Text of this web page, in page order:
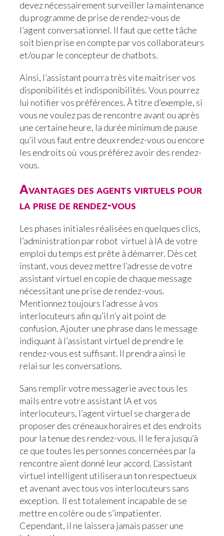
devez nécessairement surveiller la maintenance
du programme de prise de rendez-vous de
l’agent conversationnel. Il faut que cette tâche
soit bien prise en compte par vos collaborateurs
et/ou par le concepteur de chatbots.
Ainsi, l’assistant pourra très vite maitriser vos
disponibilités et indisponibilités. Vous pourrez
lui notifier vos préférences. À titre d’exemple, si
vous ne voulez pas de rencontre avant ou après
une certaine heure, la durée minimum de pause
qu’il vous faut entre deux rendez-vous ou encore
les endroits où vous préférez avoir des rendez-
vous.
Avantages des agents virtuels pour
la prise de rendez-vous
Les phases initiales réalisées en quelques clics,
l’administration par robot virtuel à IA de votre
emploi du temps est prête à démarrer. Dès cet
instant, vous devez mettre l’adresse de votre
assistant virtuel en copie de chaque message
nécessitant une prise de rendez-vous.
Mentionnez toujours l’adresse à vos
interlocuteurs afin qu’il n’y ait point de
confusion. Ajouter une phrase dans le message
indiquant à l’assistant virtuel de prendre le
rendez-vous est suffisant. Il prendra ainsi le
relai sur les conversations.
Sans remplir votre messagerie avec tous les
mails entre votre assistant IA et vos
interlocuteurs, l’agent virtuel se chargera de
proposer des créneaux horaires et des endroits
pour la tenue des rendez-vous. Il le fera jusqu’à
ce que toutes les personnes concernées par la
rencontre aient donné leur accord. L’assistant
virtuel intelligent utilisera un ton respectueux
et avenant avec tous vos interlocuteurs sans
exception. Il est totalement incapable de se
mettre en colère ou de s’impatienter.
Cependant, il ne laissera jamais passer une